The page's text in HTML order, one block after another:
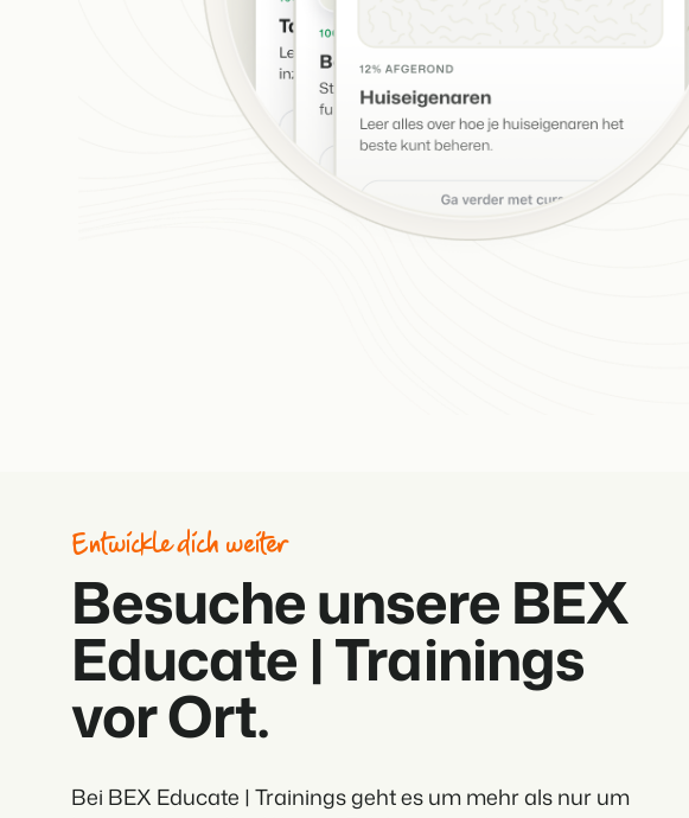
Entwickle dich weiter
Besuche unsere BEX
Educate | Trainings
vor Ort.
Bei BEX Educate | Trainings geht es um mehr als nur um